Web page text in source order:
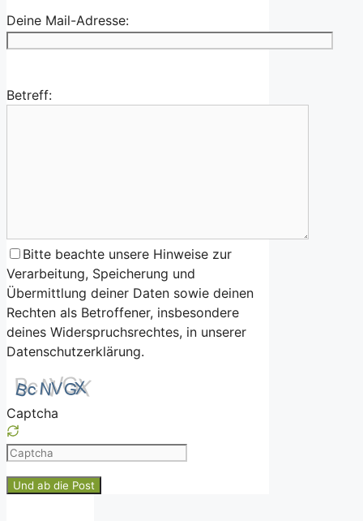
Deine Mail-Adresse:
Betreff:
Bitte beachte unsere Hinweise zur
Verarbeitung, Speicherung und
Übermittlung deiner Daten sowie deinen
Rechten als Betroffener, insbesondere
deines Widerspruchsrechtes, in unserer
Datenschutzerklärung.
Captcha
Please
the